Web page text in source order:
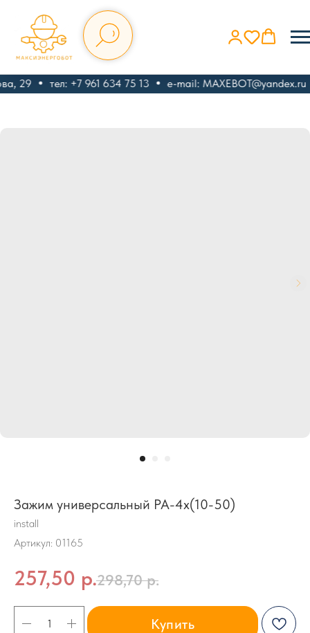
29 тел: +7 961 634 75 13 e-mail: MAXEBOT@yandex.ru
Зажим универсальный PA-4x(10-50)
install
Артикул: 01165
257,50 р.298,70 р.
Купить